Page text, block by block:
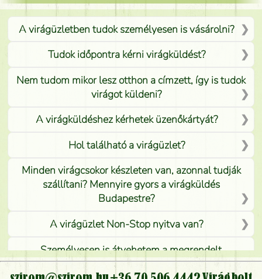
A virágüzletben tudok személyesen is vásárolni?
Tudok időpontra kérni virágküldést?
Nem tudom mikor lesz otthon a címzett, így is tudok
virágot küldeni?
A virágküldéshez kérhetek üzenőkártyát?
Hol található a virágüzlet?
Minden virágcsokor készleten van, azonnal tudják
szállítani? Mennyire gyors a virágküldés
Budapestre?
A virágüzlet Non-Stop nyitva van?
Személyesen is átvehetem a megrendelt
virágcsokrot, vagy csak virágküldéssel, kiszállítással